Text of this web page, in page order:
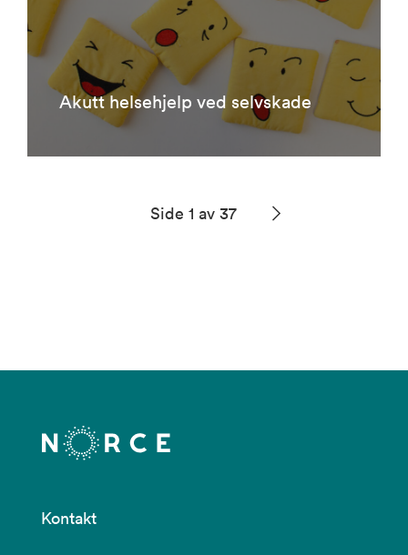
Akutt helsehjelp ved selvskade
Side 1 av 37
Kontakt